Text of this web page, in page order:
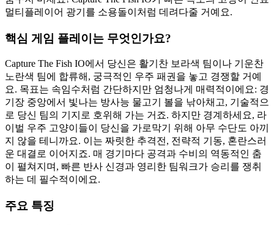
멀티플레이어 광기를 소용돌이처럼 데려다줄 거예요.
핵심 게임 플레이는 무엇인가요?
Capture The Fish IO에서 당신은 활기찬 보라색 팀이나 기운찬
노란색 팀에 합류해, 궁극적인 우주 패권을 놓고 경쟁할 거예
요. 목표는 속임수처럼 간단하지만 엄청나게 매력적이에요: 경
기장 중앙에서 빛나는 방사능 물고기 볼을 낚아채고, 기술적으
로 당신 팀의 기지로 호위해 가는 거죠. 하지만 경계하세요, 라
이벌 우주 고양이들이 당신을 가로막기 위해 아무 수단도 아끼
지 않을 테니까요. 이는 짜릿한 추격전, 전략적 기동, 혼란스러
운 대결로 이어지죠. 매 경기마다 공격과 수비의 역동적인 춤
이 펼쳐지며, 빠른 반사 신경과 영리한 팀워크가 승리를 쟁취
하는 데 필수적이에요.
주요 특징